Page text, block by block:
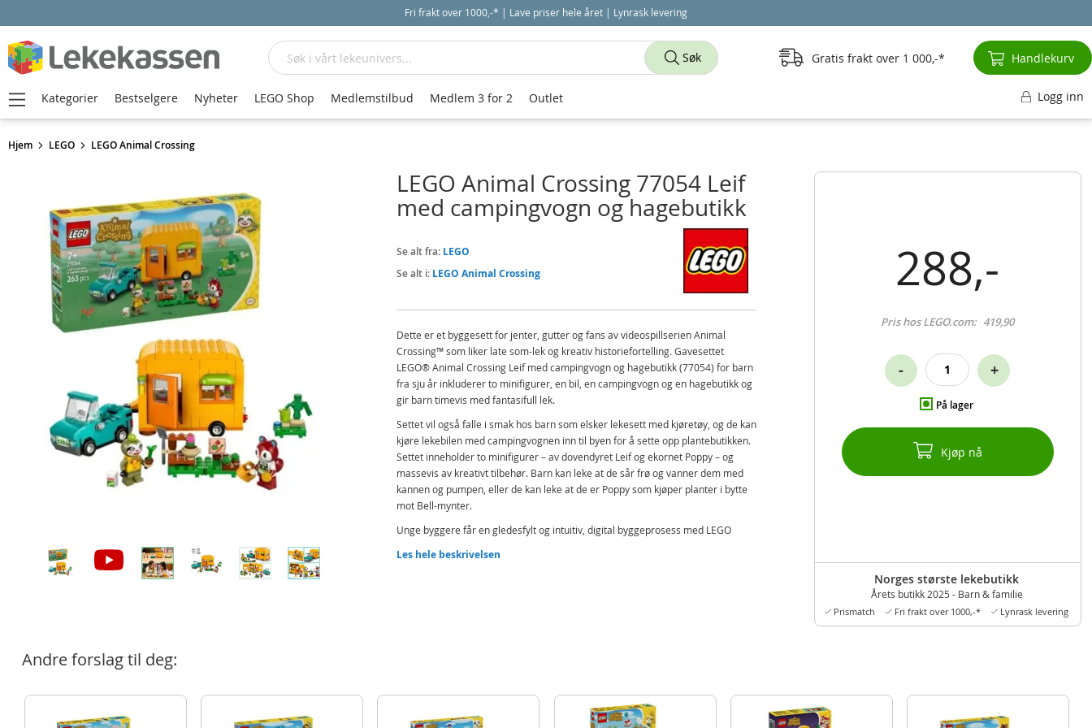
Fri frakt over 1000,-* | Lave priser hele året | Lynrask levering
Hjem LEGO LEGO Animal Crossing
288,-
Pris hos LEGO.com: 419,90
På lager
- +
Kjøp nå
Norges største lekebutikk
Årets butikk 2025 - Barn & familie
Prismatch Fri frakt over 1000,-* Lynrask levering
LEGO Animal Crossing 77054 Leif
med campingvogn og hagebutikk
Se alt fra: LEGO
Se alt i: LEGO Animal Crossing
Dette er et byggesett for jenter, gutter og fans av videospillserien Animal
Crossing™ som liker late som-lek og kreativ historiefortelling. Gavesettet
LEGO® Animal Crossing Leif med campingvogn og hagebutikk (77054) for barn
fra sju år inkluderer to minifigurer, en bil, en campingvogn og en hagebutikk og
gir barn timevis med fantasifull lek.
Settet vil også falle i smak hos barn som elsker lekesett med kjøretøy, og de kan
kjøre lekebilen med campingvognen inn til byen for å sette opp plantebutikken.
Settet inneholder to minifigurer – av dovendyret Leif og ekornet Poppy – og
massevis av kreativt tilbehør. Barn kan leke at de sår frø og vanner dem med
kannen og pumpen, eller de kan leke at de er Poppy som kjøper planter i bytte
mot Bell-mynter.
Unge byggere får en gledesfylt og intuitiv, digital byggeprosess med LEGO
sin. De kan også utforske en hel verden av kreativ tilpasning og
Mange måter å leke på – barn kan leke at de kjører bilen med påkoblet
campingvogn, setter opp plantebutikken, planter frø og vanner dem med
Les hele beskrivelsen
Andre forslag til deg:
Søk
Søk Gratis frakt over 1 000,- Handlekurv
Kategorier Bestselgere Nyheter LEGO Shop Medlemstilbud Medlem 3 for 2 Outlet Logg inn